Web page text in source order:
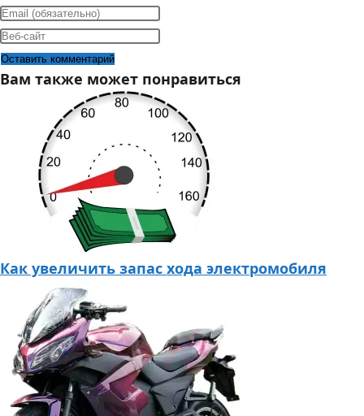
свое
имя
или
имя
пользователя,
прокомментировать
Введите
свой
email-
адрес,
прокомментировать
Введите
URL
вашего
(необязательно)
Вам также может понравиться
Как увеличить запас хода электромобиля